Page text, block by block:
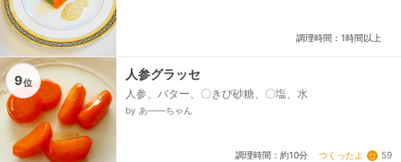
調理時間：1時間以上
9位
人参グラッセ
人参、バター、〇きび砂糖、〇塩、水
by あ——ちゃん
調理時間：約10分 つくったよ 59